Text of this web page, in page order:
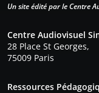
Un site édité par le Centre
Centre Audiovisuel
28 Place St Georges,
75009 Paris
Ressources